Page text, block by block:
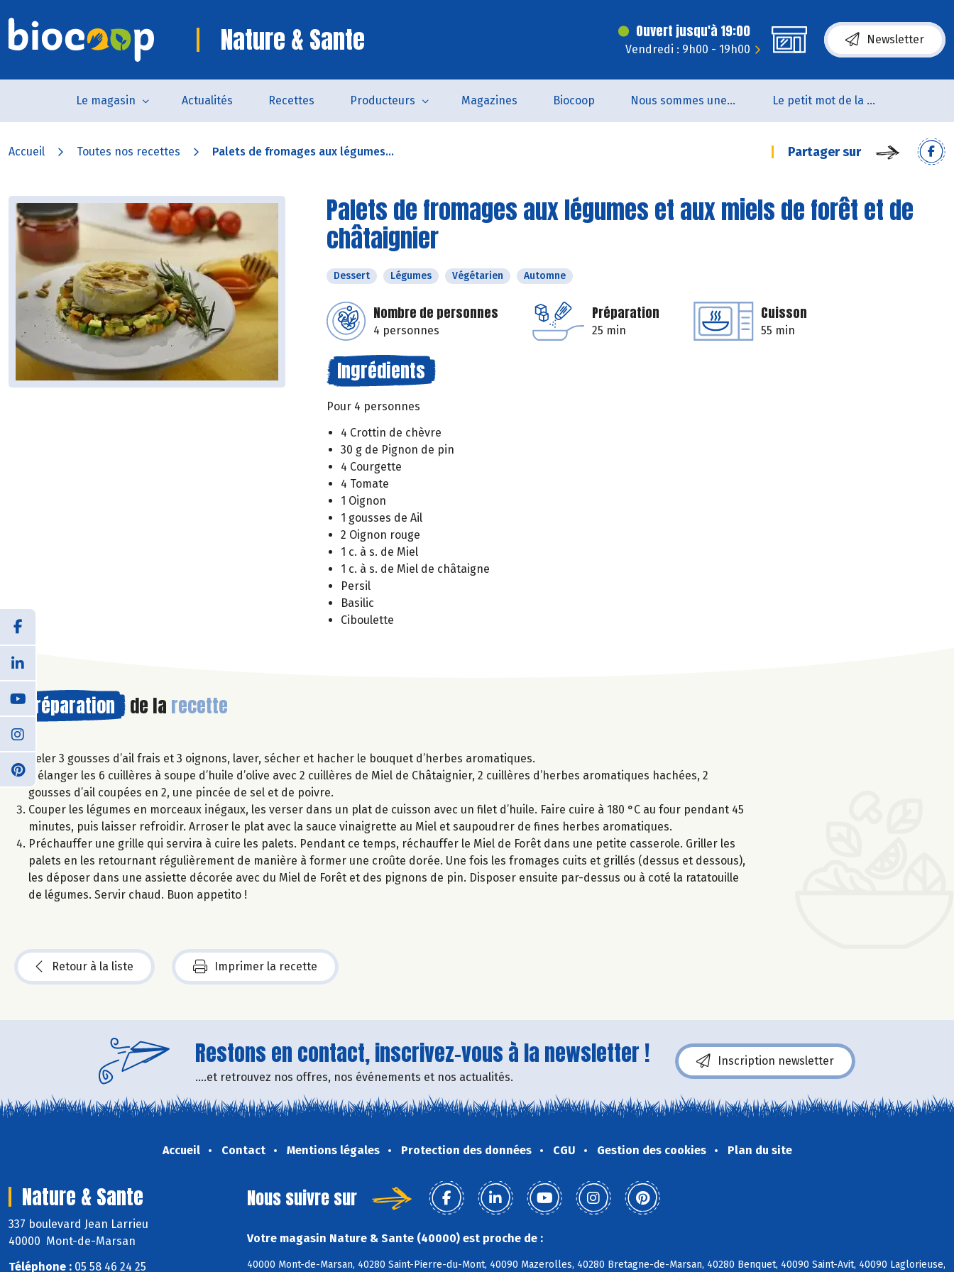
Nature & Sante Ouvert jusqu'à 19:00
Vendredi : 9h00 - 19h00
Newsletter
Le magasin Actualités Recettes Producteurs Magazines Biocoop Nous sommes une coopérative de salarié.es Le petit mot de la naturo
Accueil Toutes nos recettes Palets de fromages aux légumes... Partager sur
Palets de fromages aux légumes et aux miels de forêt et de
châtaignier
Dessert Légumes Végétarien Automne
Nombre de personnes
4 personnes
Préparation
25 min
Cuisson
55 min
Ingrédients
Pour 4 personnes
4 Crottin de chèvre
30 g de Pignon de pin
4 Courgette
4 Tomate
1 Oignon
1 gousses de Ail
2 Oignon rouge
1 c. à s. de Miel
1 c. à s. de Miel de châtaigne
Persil
Basilic
Ciboulette
Préparation de la recette
Peler 3 gousses d’ail frais et 3 oignons, laver, sécher et hacher le bouquet d’herbes aromatiques.
Mélanger les 6 cuillères à soupe d’huile d’olive avec 2 cuillères de Miel de Châtaignier, 2 cuillères d’herbes aromatiques hachées, 2
gousses d’ail coupées en 2, une pincée de sel et de poivre.
Couper les légumes en morceaux inégaux, les verser dans un plat de cuisson avec un filet d’huile. Faire cuire à 180 °C au four pendant 45
minutes, puis laisser refroidir. Arroser le plat avec la sauce vinaigrette au Miel et saupoudrer de fines herbes aromatiques.
Préchauffer une grille qui servira à cuire les palets. Pendant ce temps, réchauffer le Miel de Forêt dans une petite casserole. Griller les
palets en les retournant régulièrement de manière à former une croûte dorée. Une fois les fromages cuits et grillés (dessus et dessous),
les déposer dans une assiette décorée avec du Miel de Forêt et des pignons de pin. Disposer ensuite par-dessus ou à coté la ratatouille
de légumes. Servir chaud. Buon appetito !
Retour à la liste Imprimer la recette
Restons en contact, inscrivez-vous à la newsletter !
....et retrouvez nos offres, nos événements et nos actualités.
Inscription newsletter
Accueil Contact Mentions légales Protection des données CGU Gestion des cookies Plan du site
Nature & Sante
337 boulevard Jean Larrieu
40000 Mont-de-Marsan
Téléphone : 05 58 46 24 25
Nous suivre sur
Votre magasin Nature & Sante (40000) est proche de :
40000 Mont-de-Marsan, 40280 Saint-Pierre-du-Mont, 40090 Mazerolles, 40280 Bretagne-de-Marsan, 40280 Benquet, 40090 Saint-Avit, 40090 Laglorieuse,